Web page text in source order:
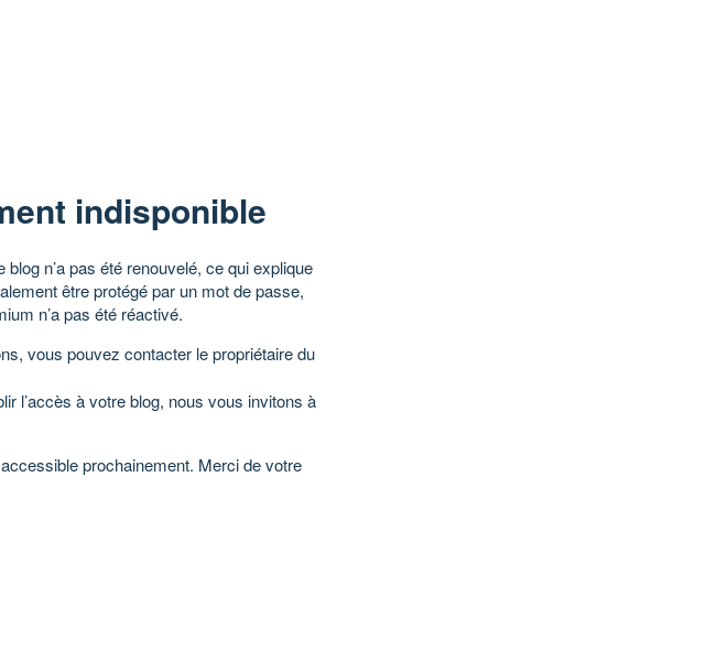
indisponible
n’a pas été renouvelé, ce qui explique
être protégé par un mot de passe,
n’a pas été réactivé.
vous pouvez contacter le propriétaire du
l’accès à votre blog, nous vous invitons à
prochainement. Merci de votre